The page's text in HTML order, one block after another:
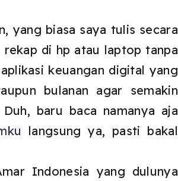
yang biasa saya tulis secara
di hp atau laptop tanpa
keuangan digital yang
bulanan agar semakin
baru baca namanya aja
langsung ya, pasti bakal
Indonesia yang dulunya